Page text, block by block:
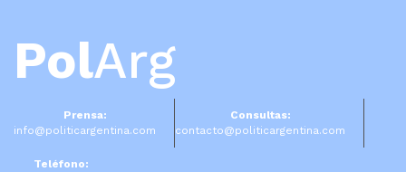
PolArg
Prensa:
info@politicargentina.com
Consultas:
contacto@politicargentina.com
Teléfono: